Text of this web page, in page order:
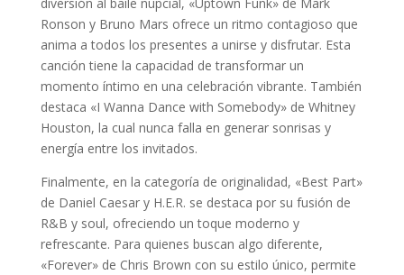
diversión al baile nupcial, «Uptown Funk» de Mark
Ronson y Bruno Mars ofrece un ritmo contagioso que
anima a todos los presentes a unirse y disfrutar. Esta
canción tiene la capacidad de transformar un
momento íntimo en una celebración vibrante. También
destaca «I Wanna Dance with Somebody» de Whitney
Houston, la cual nunca falla en generar sonrisas y
energía entre los invitados.
Finalmente, en la categoría de originalidad, «Best Part»
de Daniel Caesar y H.E.R. se destaca por su fusión de
R&B y soul, ofreciendo un toque moderno y
refrescante. Para quienes buscan algo diferente,
«Forever» de Chris Brown con su estilo único, permite